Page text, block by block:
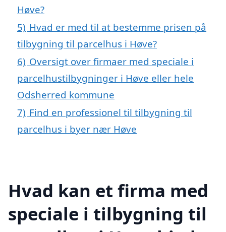
Høve?
5) Hvad er med til at bestemme prisen på
tilbygning til parcelhus i Høve?
6) Oversigt over firmaer med speciale i
parcelhustilbygninger i Høve eller hele
Odsherred kommune
7) Find en professionel til tilbygning til
parcelhus i byer nær Høve
Hvad kan et firma med
speciale i tilbygning til